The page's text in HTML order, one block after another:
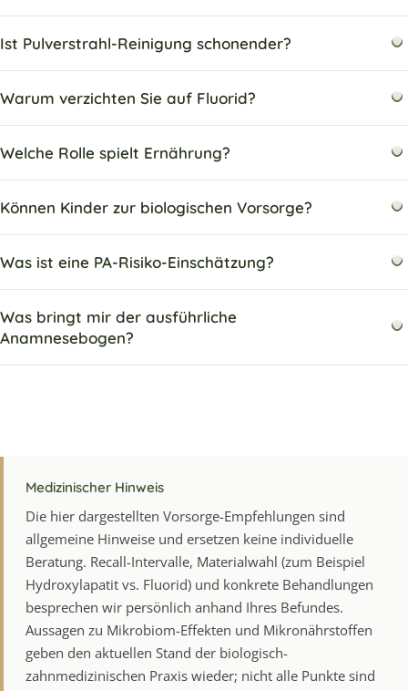
Ist Pulverstrahl-Reinigung schonender?
Warum verzichten Sie auf Fluorid?
Welche Rolle spielt Ernährung?
Können Kinder zur biologischen Vorsorge?
Was ist eine PA-Risiko-Einschätzung?
Was bringt mir der ausführliche
Anamnesebogen?
Medizinischer Hinweis
Die hier dargestellten Vorsorge-Empfehlungen sind
allgemeine Hinweise und ersetzen keine individuelle
Beratung. Recall-Intervalle, Materialwahl (zum Beispiel
Hydroxylapatit vs. Fluorid) und konkrete Behandlungen
besprechen wir persönlich anhand Ihres Befundes.
Aussagen zu Mikrobiom-Effekten und Mikronährstoffen
geben den aktuellen Stand der biologisch-
zahnmedizinischen Praxis wieder; nicht alle Punkte sind